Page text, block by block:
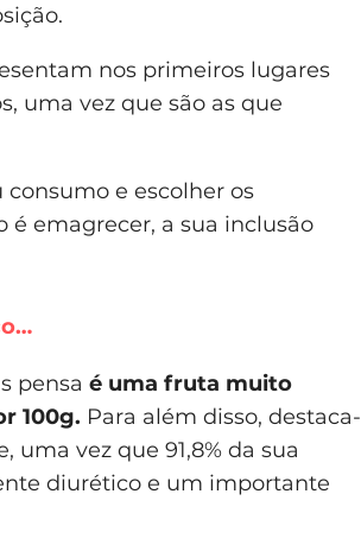
nos primeiros lugares
uma vez que são as que
e escolher os
é emagrecer, a sua inclusão
pensa é uma fruta muito
100g. Para além disso, destaca-
vez que 91,8% da sua
diurético e um importante